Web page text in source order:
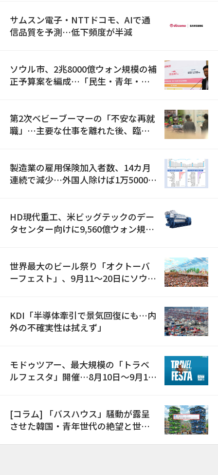
サムスン電子・NTTドコモ、AIで通
信品質を予測…低下頻度が半減
ソウル市、2兆8000億ウォン規模の補
正予算案を編成…「民生・青年・安
第2次ベビーブーマーの「不安な再就
職」…主要な仕事を離れた後、臨時
製造業の雇用保険加入者数、14カ月
連続で減少…外国人除けば1万5000人
HD現代重工、米ビッグテックのデー
タセンター向けに9,560億ウォン規模
世界最大のビール祭り「オクトーバ
ーフェスト」、9月11〜20日にソウル
KDI「半導体牽引で景気回復にも…内
外の不確実性は拭えず」
モドゥツアー、最大規模の「トラベ
ルフェスタ」開催…8月10日～9月11
[コラム] 「バスハウス」騒動が露呈
させた韓国・青年世代の絶望と世代